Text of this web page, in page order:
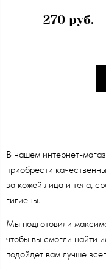
270 руб.
В нашем интернет-
приобрести
за кожей лица и тела,
гигиены.
Мы подготовили
чтобы вы смогли найти
подойдет вам лучше